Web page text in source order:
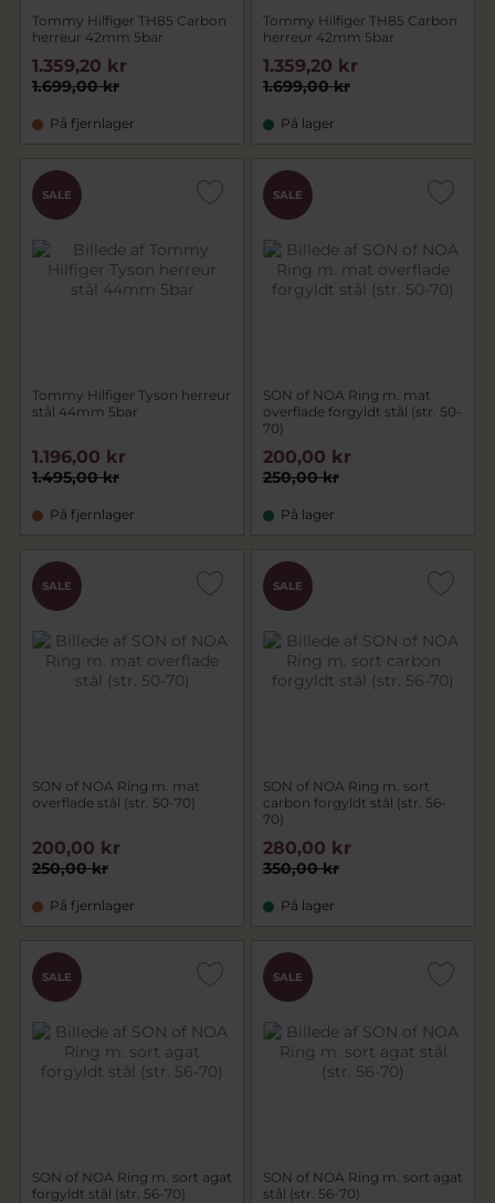
Tommy Hilfiger TH85 Carbon
herreur 42mm 5bar
1.699,00 kr
1.359,20 kr
På fjernlager
Tommy Hilfiger TH85 Carbon
herreur 42mm 5bar
1.699,00 kr
1.359,20 kr
På lager
SALE
Tommy Hilfiger Tyson herreur
stål 44mm 5bar
1.495,00 kr
1.196,00 kr
På fjernlager
SALE
SON of NOA Ring m. mat
overflade forgyldt stål (str. 50-
70)
250,00 kr
200,00 kr
På lager
SALE
SON of NOA Ring m. mat
overflade stål (str. 50-70)
250,00 kr
200,00 kr
På fjernlager
SALE
SON of NOA Ring m. sort
carbon forgyldt stål (str. 56-
70)
350,00 kr
280,00 kr
På lager
SALE
SON of NOA Ring m. sort agat
forgyldt stål (str. 56-70)
SALE
SON of NOA Ring m. sort agat
stål (str. 56-70)